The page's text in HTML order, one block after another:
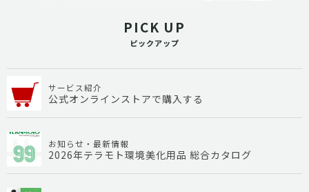
PICK UP
ピックアップ
サービス紹介
公式オンラインストアで購入する
お知らせ・最新情報
2026年テラモト環境美化用品 総合カタログ